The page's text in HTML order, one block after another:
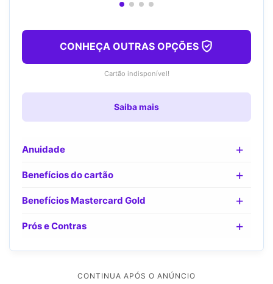
CONHEÇA OUTRAS OPÇÕES
Cartão indisponível!
Saiba mais
Anuidade
Benefícios do cartão
Benefícios Mastercard Gold
Prós e Contras